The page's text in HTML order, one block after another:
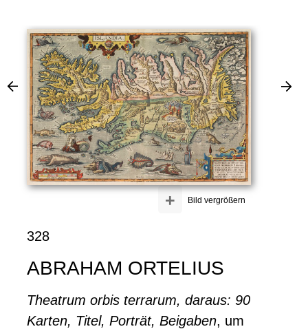
Bild vergrößern
+
328
ABRAHAM ORTELIUS
Theatrum orbis terrarum, daraus: 90
Karten, Titel, Porträt, Beigaben, um